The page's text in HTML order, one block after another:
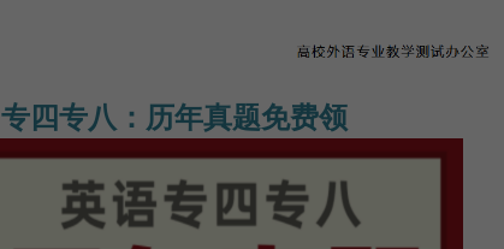
专四专八：历年真题免费领